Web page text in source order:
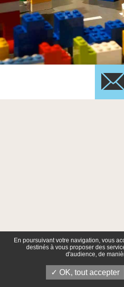
En poursuivant votre navigation, vous
destinés à vous proposer des
d'audience, de
✓ OK, tout accepter